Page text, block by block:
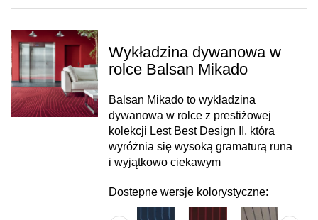
Wykładzina dywanowa w
rolce Balsan Mikado
Balsan Mikado to wykładzina
dywanowa w rolce z prestiżowej
kolekcji Lest Best Design II, która
wyróżnia się wysoką gramaturą runa
i wyjątkowo ciekawym
Dostepne wersje kolorystyczne: